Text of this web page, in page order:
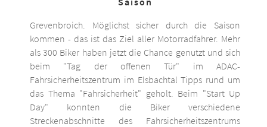
Grevenbroich. Möglichst sicher durch die Saison
kommen - das ist das Ziel aller Motorradfahrer. Mehr
als 300 Biker haben jetzt die Chance genutzt und sich
beim "Tag der offenen Tür" im ADAC-
Fahrsicherheitszentrum im Elsbachtal Tipps rund um
das Thema "Fahrsicherheit" geholt. Beim "Start Up
Day" konnten die Biker verschiedene
Streckenabschnitte des Fahrsicherheitszentrums